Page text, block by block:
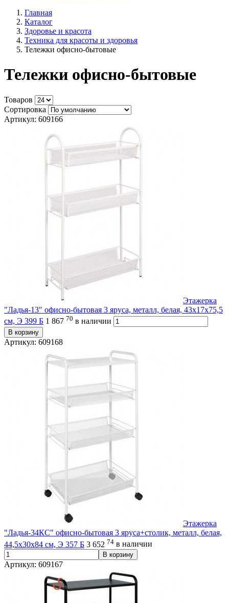
Главная
Каталог
Здоровье и красота
Техника для красоты и здоровья
Тележки офисно-бытовые
Тележки офисно-бытовые
Товаров
Сортировка
Артикул: 609166
Этажерка
"Ладья-13" офисно-бытовая 3 яруса, металл, белая, 43х17х75,5
см, Э 399 Б 1 867 70 в наличии
В корзину
Артикул: 609168
Этажерка
"Ладья-34КС" офисно-бытовая 3 яруса+столик, металл, белая,
44,5х30х84 см, Э 357 Б 3 652 74 в наличии
В корзину
Артикул: 609167